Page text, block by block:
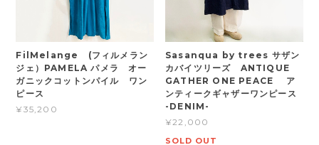
FilMelange (フィルメラン
ジェ）PAMELA パメラ オー
ガニックコットンパイル ワン
ピース
¥35,200
Sasanqua by trees サザン
カバイツリーズ ANTIQUE
GATHER ONE PEACE ア
ンティークギャザーワンピース
-DENIM-
¥22,000
SOLD OUT